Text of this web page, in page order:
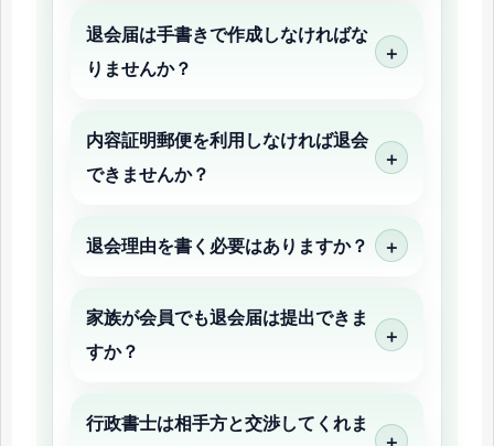
退会届は手書きで作成しなければな
りませんか？
内容証明郵便を利用しなければ退会
できませんか？
退会理由を書く必要はありますか？
家族が会員でも退会届は提出できま
すか？
行政書士は相手方と交渉してくれま